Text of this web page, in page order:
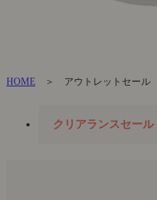
HOME ＞ アウトレットセール
クリアランスセール